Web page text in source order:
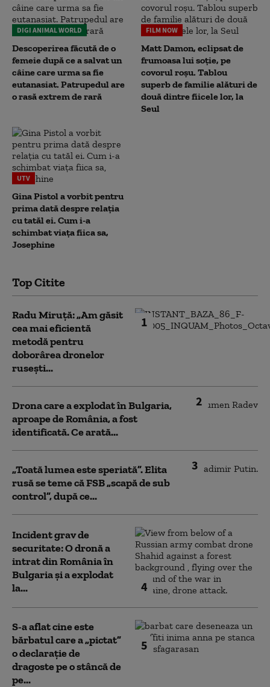
DIGI ANIMAL WORLD
Descoperirea făcută de o
femeie după ce a salvat un
câine care urma sa fie
eutanasiat. Patrupedul are
o rasă extrem de rară
FILM NOW
Matt Damon, eclipsat de
frumoasa lui soție, pe
covorul roșu. Tablou
superb de familie alături de
două dintre fiicele lor, la
Seul
UTV
Gina Pistol a vorbit pentru
prima dată despre relația
cu tatăl ei. Cum i-a
schimbat viața fiica sa,
Josephine
Top Citite
1
Radu Miruță: „Am găsit
cea mai eficientă
metodă pentru
doborârea dronelor
rusești...
2
Drona care a explodat în Bulgaria,
aproape de România, a fost
identificată. Ce arată...
3
„Toată lumea este speriată”. Elita
rusă se teme că FSB „scapă de sub
control”, după ce...
4
Incident grav de
securitate: O dronă a
intrat din România în
Bulgaria şi a explodat
la...
5
S-a aflat cine este
bărbatul care a „pictat”
o declarație de
dragoste pe o stâncă de
pe...